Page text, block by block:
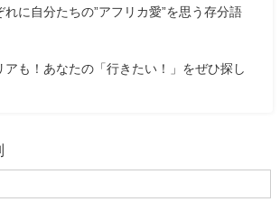
れに自分たちの”アフリカ愛”を思う存分語
アも！あなたの「行きたい！」をぜひ探し